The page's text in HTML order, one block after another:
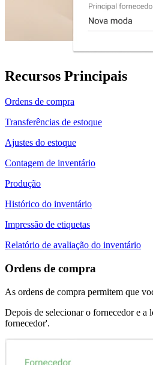
Recursos Principais
Ordens de compra
Transferências de estoque
Ajustes do estoque
Contagem de inventário
Produção
Histórico do inventário
Impressão de etiquetas
Relatório de avaliação do inventário
Ordens de compra
As ordens de compra permitem que
Depois de selecionar o fornecedor e a
fornecedor'.